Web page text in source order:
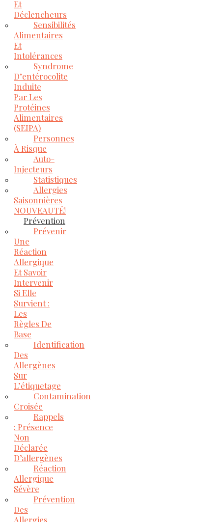
Et
Déclencheurs
Sensibilités
Alimentaires
Et
Intolérances
Syndrome
D’entérocolite
Induite
Par Les
Protéines
Alimentaires
(SEIPA)
Personnes
À Risque
Auto-
Injecteurs
Statistiques
Allergies
Saisonnières
NOUVEAUTÉ!
Prévention
Prévenir
Une
Réaction
Allergique
Et Savoir
Intervenir
Si Elle
Survient :
Les
Règles De
Base
Identification
Des
Allergènes
Sur
L’étiquetage
Contamination
Croisée
Rappels
: Présence
Non
Déclarée
D’allergènes
Réaction
Allergique
Sévère
Prévention
Des
Allergies